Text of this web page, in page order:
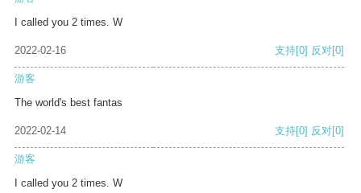
I called you 2 times. W
2022-02-16 支持[0] 反对[0]
游客
The world's best fantas
2022-02-14 支持[0] 反对[0]
游客
I called you 2 times. W